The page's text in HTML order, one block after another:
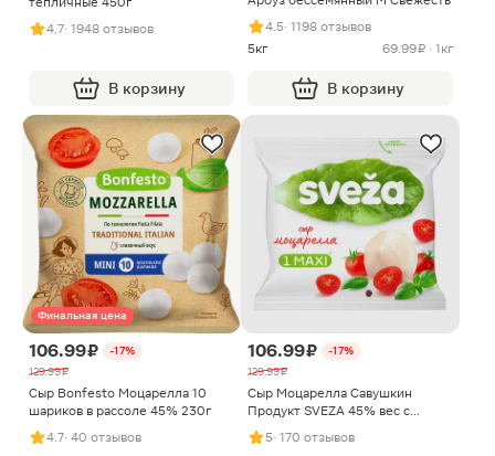
4.7· 1948 отзывов
В корзину
4.5· 1198 отзывов
5кг
69.99 ₽ · 1кг
В корзину
Финальная цена
106.99 ₽
-17%
129.99 ₽
Сыр Bonfesto Моцарелла 10
шариков в рассоле 45% 230г
4.7· 40 отзывов
106.99 ₽
-17%
129.99 ₽
Сыр Моцарелла Савушкин
Продукт SVEZA 45% вес с
заливкой 250г вес сыра без
заливки 100г
5· 170 отзывов